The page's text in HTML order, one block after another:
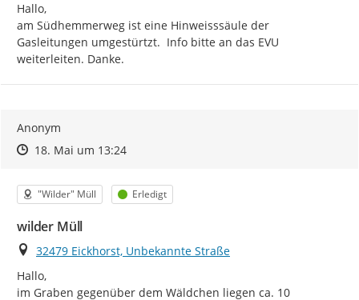
Hallo,
am Südhemmerweg ist eine Hinweisssäule der
Gasleitungen umgestürtzt.  Info bitte an das EVU
weiterleiten. Danke.
Anonym
Zeitpunkt des Erstellens
Zeitpunkt des Erstellens
18. Mai um 13:24Zur Äußerung
Kategorie
"Wilder" Müll Status
Erledigt
wilder Müll
Ort
32479 Eickhorst, Unbekannte Straße
Hallo,
im Graben gegenüber dem Wäldchen liegen ca. 10